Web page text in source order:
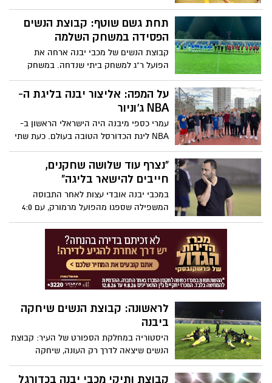
בליגה א' - שייפגשו מחר (שישי ב-13:00) את
מכבי יבנה לקרב תחתית מרתק
תחת גשם שוטף: קבוצת הנשים
הפסידה במשחק השלמה
קבוצת הנשים של מכבי יבנה ארחה את
הפועל ר"ג למשחק ביתי שנדחה. במשחק
הקבוצה נכנעה 1:0 אבל במועדון החמיאו:
"מגיע שאפו לשחקניות על הלחימה"
על המפה: אליצור יבנה בליגת ה-
NBA ג’וניור
עמרי כספי מיבנה היה הישראלי הראשון ב-
NBA ליגת הכדורסל הטובה בעולם. כעת שתי
קבוצות ילדים לאומית מאגודת אליצור יבנה
הוזמנו להצטרף לליגת NBA ג’וניור בישראל.
מדובר בשיתוף פעולה ראשוני וחדשני בין
ליגת הילדים עד גיל 14 תוכרז כליגת NBA
ג’וניור
"נצרף עוד שלושה שחקנים,
חייבים להישאר בליגה"
במכבי יבנה אובדי עצות לאחר התבוסה
המשפילה שספגו מהפועל מרמורק, עם 4:0
ביתי ומהדהד. במועדון מבינים שמדובר במצב
חירום אך סומכים על זוזוט שיוציא את
הקבוצה מהבוץ שאליו נקלעה
לראשונה: קבוצת הנשים שיחקה
ביבנה
היסטוריה במחלקת הספורט של העיר: קבוצת
הנשים שיצאה לדרך רק העונה, שיחקה
לראשונה באצטדיון ע"ש ג'קי לוי לאחר
שקיבלה את ברכת הדרך על כך. המאמן דור
קבוצת ותיקי מכבי יבנה בכדורגל